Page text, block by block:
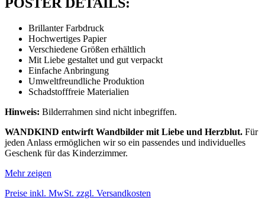
Brillanter Farbdruck
Hochwertiges Papier
Verschiedene Größen erhältlich
Mit Liebe gestaltet und gut verpackt
Einfache Anbringung
Umweltfreundliche Produktion
Schadstofffreie Materialien
Hinweis: Bilderrahmen sind nicht inbegriffen.
WANDKIND entwirft Wandbilder mit Liebe und Herzblut. Für
jeden Anlass ermöglichen wir so ein passendes und individuelles
Geschenk für das Kinderzimmer.
Mehr zeigen
Preise inkl. MwSt. zzgl. Versandkosten